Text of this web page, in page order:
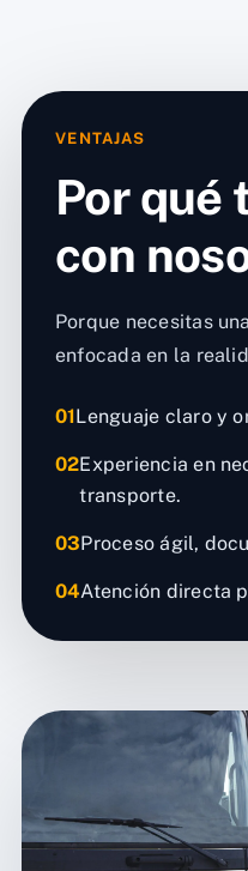
VENTAJAS
Por qué
con
Porque necesitas
enfocada en la
01Lenguaje claro y
02Experiencia en
transporte.
03Proceso ágil,
04Atención directa